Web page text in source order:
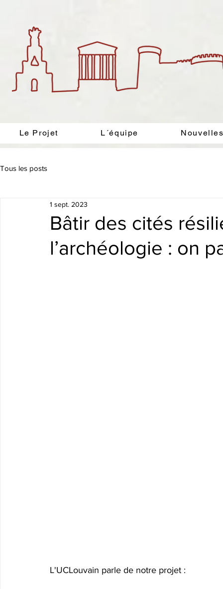
Le Projet L´équipe
Tous les posts
Bâtir des cités
l’archéologie : on
1 sept. 2023
L'UCLouvain parle de notre projet :